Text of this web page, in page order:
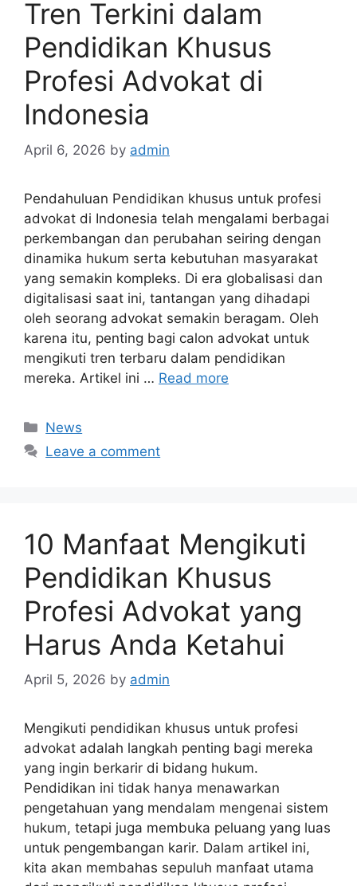
Tren Terkini dalam
Pendidikan Khusus
Profesi Advokat di
Indonesia
April 6, 2026 by admin
Pendahuluan Pendidikan khusus untuk profesi
advokat di Indonesia telah mengalami berbagai
perkembangan dan perubahan seiring dengan
dinamika hukum serta kebutuhan masyarakat
yang semakin kompleks. Di era globalisasi dan
digitalisasi saat ini, tantangan yang dihadapi
oleh seorang advokat semakin beragam. Oleh
karena itu, penting bagi calon advokat untuk
mengikuti tren terbaru dalam pendidikan
mereka. Artikel ini … Read more
Categories
News
Leave a comment
10 Manfaat Mengikuti
Pendidikan Khusus
Profesi Advokat yang
Harus Anda Ketahui
April 5, 2026 by admin
Mengikuti pendidikan khusus untuk profesi
advokat adalah langkah penting bagi mereka
yang ingin berkarir di bidang hukum.
Pendidikan ini tidak hanya menawarkan
pengetahuan yang mendalam mengenai sistem
hukum, tetapi juga membuka peluang yang luas
untuk pengembangan karir. Dalam artikel ini,
kita akan membahas sepuluh manfaat utama